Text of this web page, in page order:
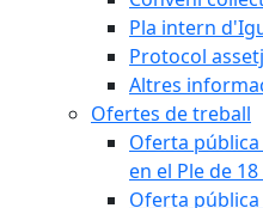
Pla intern
Protocol
Altres
Ofertes de treball
Oferta
en el Ple de
Oferta